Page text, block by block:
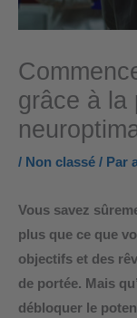
grâce à la
/ Non classé / Par
Vous savez
plus que ce que
objectifs et des
de portée. Mais
débloquer le